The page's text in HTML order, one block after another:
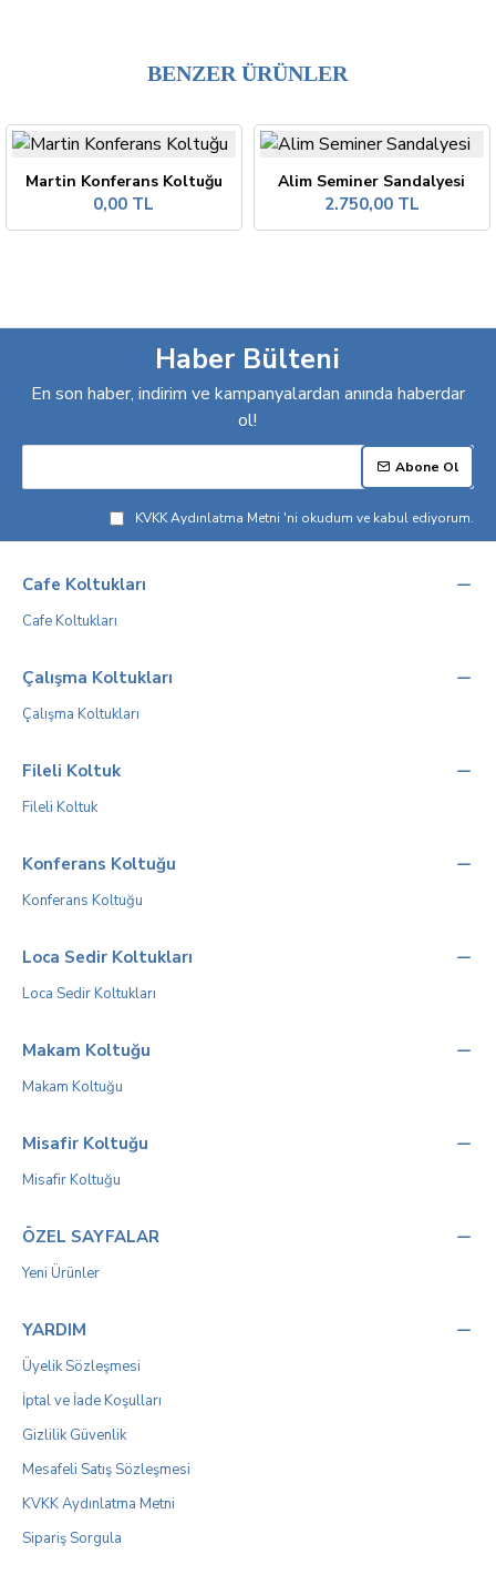
BENZER ÜRÜNLER
Martin Konferans Koltuğu
0,00 TL
Alim Seminer Sandalyesi
2.750,00 TL
Haber Bülteni
En son haber, indirim ve kampanyalardan anında haberdar
ol!
Abone Ol
KVKK Aydınlatma Metni 'ni okudum ve kabul ediyorum.
Cafe Koltukları
Cafe Koltukları
Çalışma Koltukları
Çalışma Koltukları
Fileli Koltuk
Fileli Koltuk
Konferans Koltuğu
Konferans Koltuğu
Loca Sedir Koltukları
Loca Sedir Koltukları
Makam Koltuğu
Makam Koltuğu
Misafir Koltuğu
Misafir Koltuğu
ÖZEL SAYFALAR
Yeni Ürünler
YARDIM
Üyelik Sözleşmesi
İptal ve İade Koşulları
Gizlilik Güvenlik
Mesafeli Satış Sözleşmesi
KVKK Aydınlatma Metni
Sipariş Sorgula